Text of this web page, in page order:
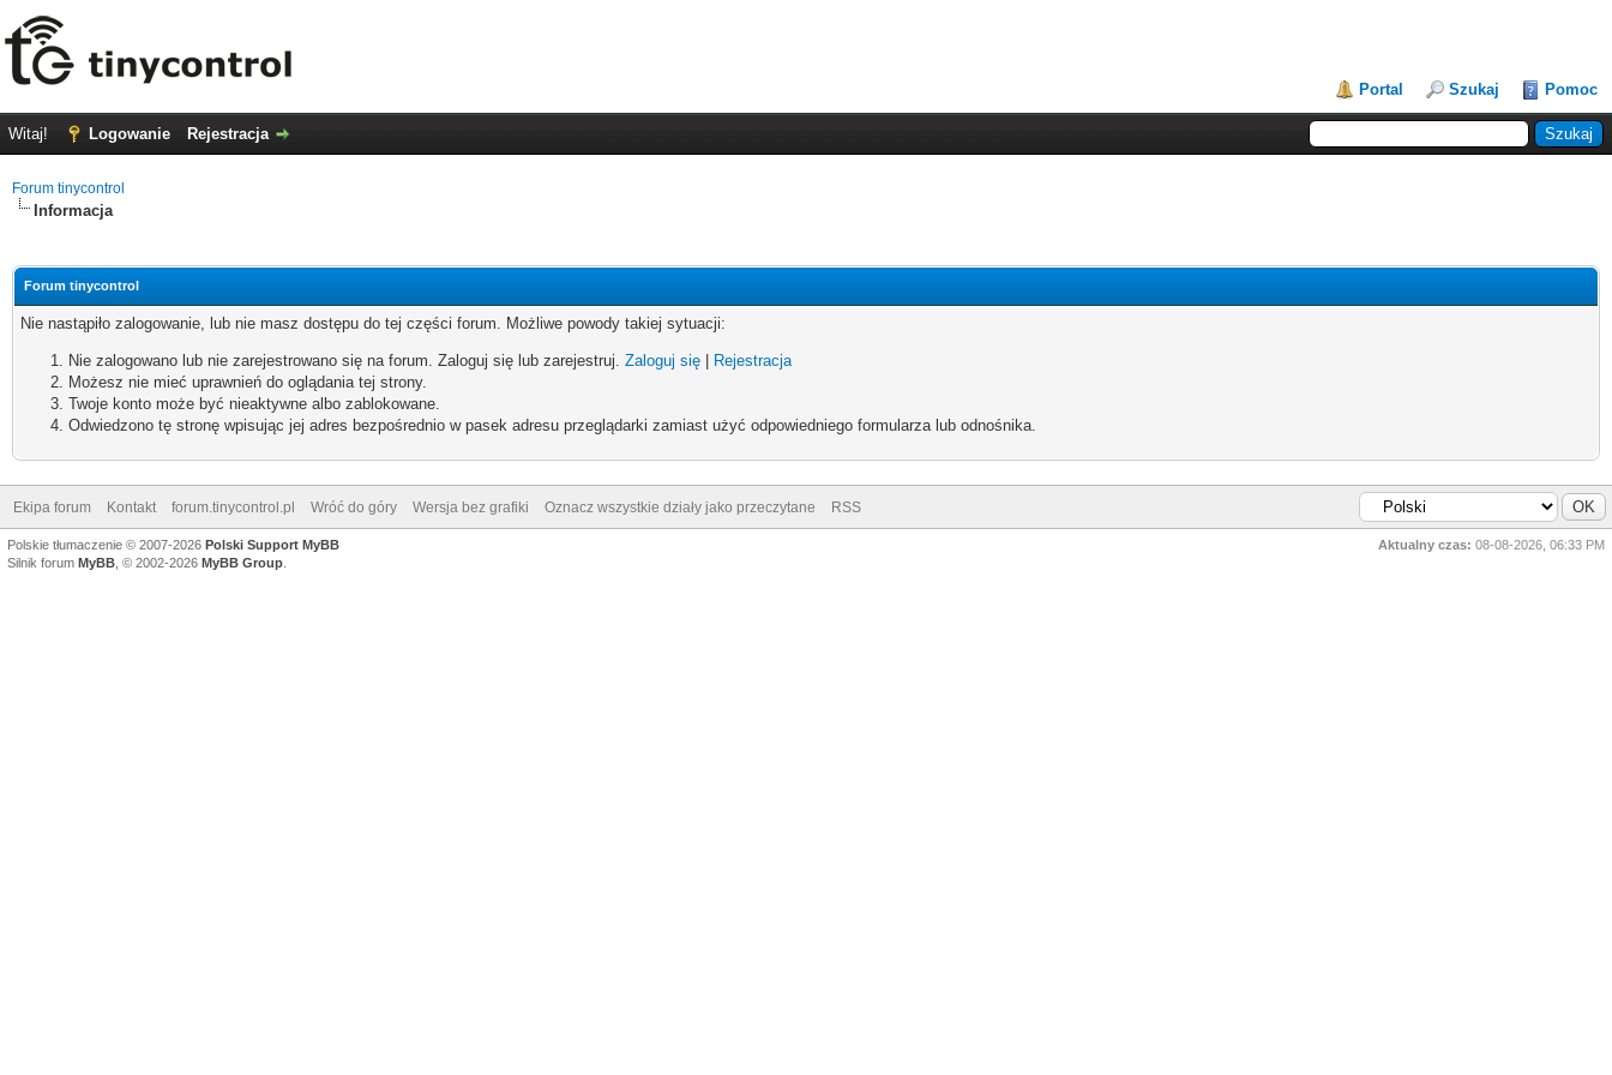
Portal Szukaj Pomoc
Witaj! Logowanie Rejestracja
Forum tinycontrol
Informacja
Forum tinycontrol
Nie nastąpiło zalogowanie, lub nie masz dostępu do tej części forum. Możliwe powody takiej sytuacji:
Nie zalogowano lub nie zarejestrowano się na forum. Zaloguj się lub zarejestruj. Zaloguj się
Rejestracja
Możesz nie mieć uprawnień do oglądania tej strony.
Twoje konto może być nieaktywne albo zablokowane.
Odwiedzono tę stronę wpisując jej adres bezpośrednio w pasek adresu przeglądarki zamiast użyć odpowiedniego formularza lub odnośnika.
Ekipa forum Kontakt forum.tinycontrol.pl Wróć do góry Wersja bez grafiki Oznacz wszystkie działy jako przeczytane RSS
Aktualny czas: 08-08-2026, 06:33 PM
Polskie tłumaczenie © 2007-2026 Polski Support MyBB
Silnik forum MyBB , © 2002-2026 MyBB Group